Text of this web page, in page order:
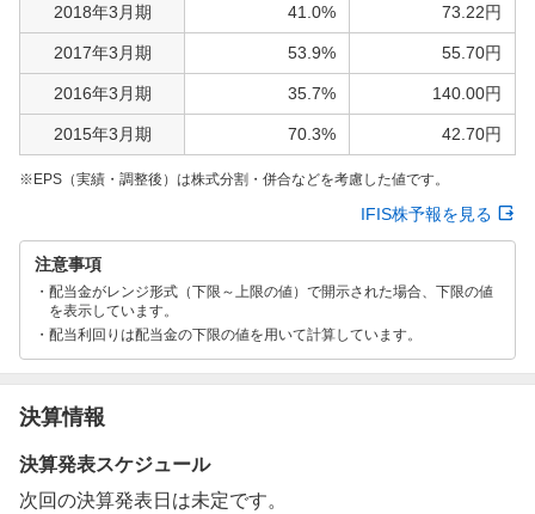
2018年3月期 41.0% 73.22円
2017年3月期 53.9% 55.70円
2016年3月期 35.7% 140.00円
2015年3月期 70.3% 42.70円
EPS（実績・調整後）は株式分割・併合などを考慮した値です。
IFIS株予報を見る
注意事項
配当金がレンジ形式（下限～上限の値）で開示された場合、下限の値
を表示しています。
配当利回りは配当金の下限の値を用いて計算しています。
決算情報
決算発表スケジュール
次回の決算発表日は未定です。